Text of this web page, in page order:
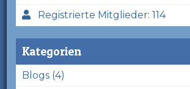
Registrierte Mitglieder: 114
Kategorien
Blogs (4)